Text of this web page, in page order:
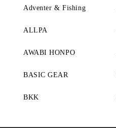
Adventer & Fishing
ALLPA
AWABI HONPO
BASIC GEAR
BKK